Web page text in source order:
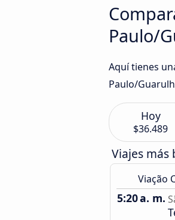
Paulo/
Aquí tienes
Paulo/
Hoy
$36.489
Viajes
Viação
5:20 a. m.